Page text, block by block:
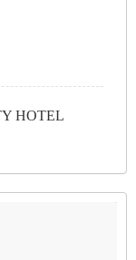
HOTEL